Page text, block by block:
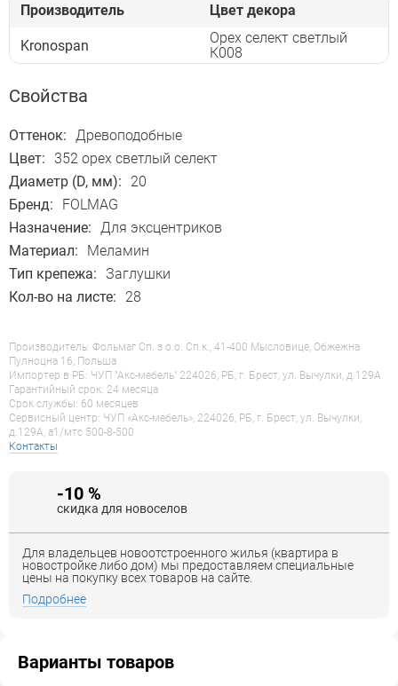
Производитель Цвет декора
Kronospan
Орех селект светлый
К008
Свойства
Оттенок: Древоподобные
Цвет:
352 орех светлый селект
Диаметр (D, мм):
20
Бренд:
FOLMAG
Назначение: Для эксцентриков
Материал:
Меламин
Тип крепежа: Заглушки
Кол-во на листе:
28
Производитель: Фольмаг Сп. з о.о. Сп.к., 41-400 Мысловице, Обжежна
Пулноцна 16, Польша
Импортер в РБ: ЧУП "Акс-мебель" 224026, РБ, г. Брест, ул. Вычулки, д.129А
Гарантийный срок: 24 месяца
Срок службы: 60 месяцев
Сервисный центр: ЧУП «Акс-мебель», 224026, РБ, г. Брест, ул. Вычулки,
д.129А, a1/мтс 500-8-500
Контакты
-10 %
скидка для новоселов
Для владельцев новоотстроенного жилья (квартира в
новостройке либо дом) мы предоставляем специальные
цены на покупку всех товаров на сайте.
Подробнее
Варианты товаров